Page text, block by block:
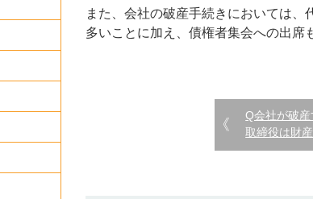
また、会社の破産手続きにおいては
多いことに加え、債権者集会への出席
Q会社が破
取締役は財
るのでしょ